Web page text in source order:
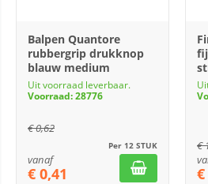
Balpen Quantore
rubbergrip drukknop
blauw medium
Uit voorraad leverbaar.
Voorraad: 28776
€0,62
Per 12 STUK
vanaf
€ 0,41
€
€